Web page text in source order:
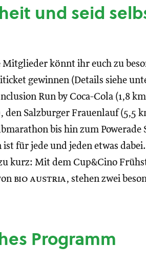
und seid
könnt ihr euch zu
gewinnen (Details siehe
Run by Coca-Cola (1,8
Salzburger Frauenlauf (5,5
bis hin zum
für jede und jeden etwas
kurz: Mit dem Cup&Cino
bio austria, stehen zwei
Programm